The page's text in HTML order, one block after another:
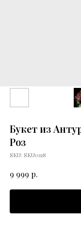
Букет из
Роз
SKU: SKU0118
9 999 р.